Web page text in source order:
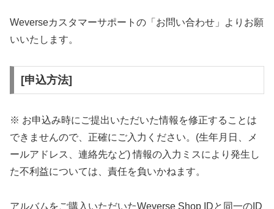
Weverseカスタマーサポートの「お問い合わせ」よりお願
いいたします。
[申込方法]
※ お申込み時にご提出いただいた情報を修正することは
できませんので、正確にご入力ください。(生年月日、メ
ールアドレス、連絡先など) 情報の入力ミスにより発生し
た不利益については、責任を負いかねます。
アルバムをご購入いただいたWeverse Shop IDと同一のID